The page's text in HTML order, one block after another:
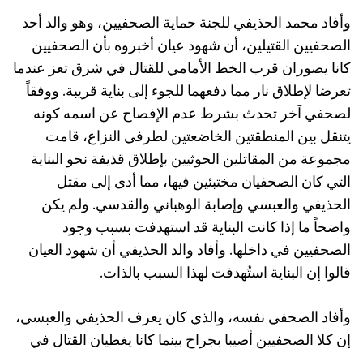
وأفاد محمد الحذيفي للجنة حماية الصحفيين، وهو والد أحد
الصحفيين القتيلين، أن شهود عيان أخبروه بأن الصحفيين
كانا يصوران قرب الخط الأمامي للقتال في شرق تعز عندما
تعرضا لإطلاق نار مما دفعهما للجوء إلى بناية قريبة. ووفقاً
لصحفي آخر تحدث بشرط عدم الإفصاح عن اسمه كونه
يتنقل بين المنطقتين الخاضعتين لطرفي النزاع، قامت
مجموعة من المقاتلين الحوثيين بإطلاق قذيفة نحو البناية
التي كان الصحفيان مختبئين فيها، مما أدى إلى مقتل
الحذيفي والعبسي وإصابة الوهباني والقدسي. ولم يكن
واضحاً ما إذا كانت البناية قد استهدفت بسبب وجود
الصحفيين في داخلها. وأفاد والد الحذيفي أن شهود العيان
قالوا إن البناية استُهدفت لهذا السبب بالذات.
وأفاد الصحفي نفسه، والذي كان يعرف الحذيفي والعبسي،
إن كلا الصحفيين أصيبا بجراح بينما كانا يغطيان القتال في